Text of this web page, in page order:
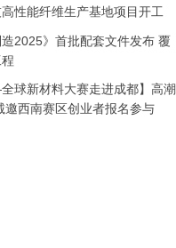
性能纤维生产基地项目开工
造2025》首批配套文件发布 覆
球新材料大赛走进成都】高潮
邀西南赛区创业者报名参与